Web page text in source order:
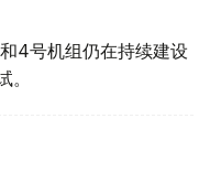
4号机组仍在持续建设